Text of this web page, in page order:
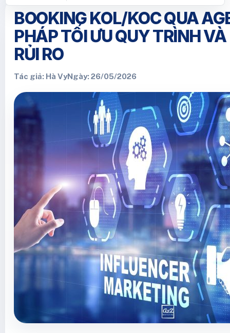
BOOKING KOL/KOC QUA
PHÁP TỐI ƯU QUY TRÌNH
RỦI RO
Tác giả: Hà VyNgày: 26/05/2026